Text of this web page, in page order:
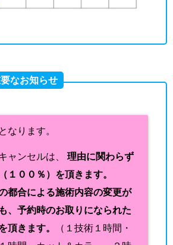
なお知らせ
となります。
ャンセルは、 理由に関わらず
１００％）を頂きます。
都合による施術内容の変更が
、予約時のお取りになられた
頂きます。
（１技術１時間・